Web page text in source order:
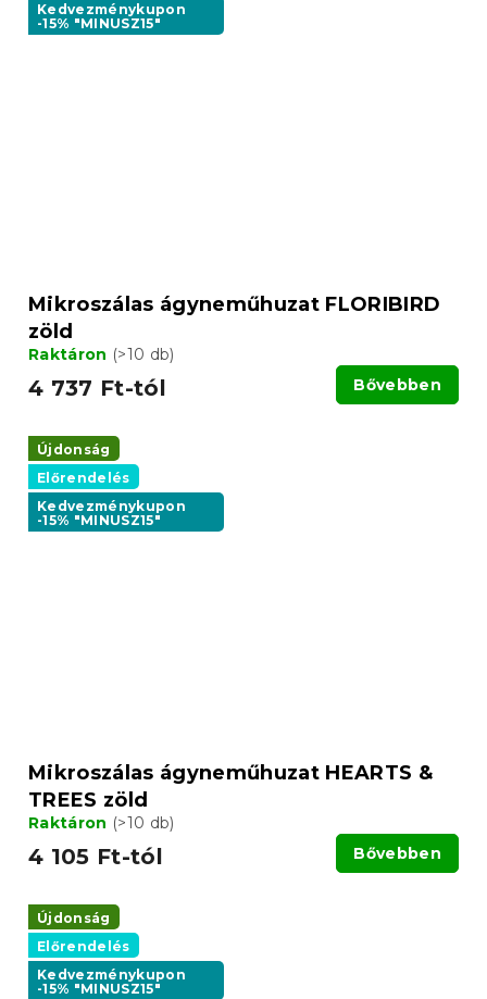
Kedvezménykupon
-15% "MINUSZ15"
Mikroszálas ágyneműhuzat FLORIBIRD
zöld
Raktáron (>10 db)
4 737 Ft-tól Bővebben
Újdonság
Előrendelés
Kedvezménykupon
-15% "MINUSZ15"
Mikroszálas ágyneműhuzat HEARTS &
TREES zöld
Raktáron (>10 db)
4 105 Ft-tól Bővebben
Újdonság
Előrendelés
Kedvezménykupon
-15% "MINUSZ15"